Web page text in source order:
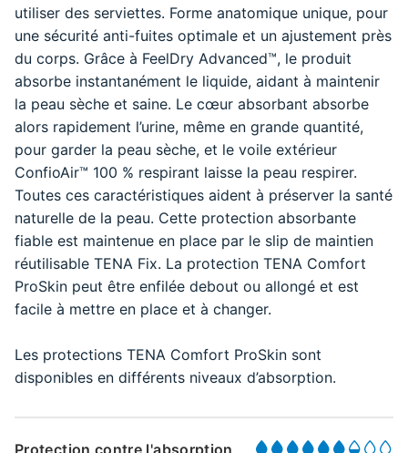
utiliser des serviettes. Forme anatomique unique, pour
une sécurité anti-fuites optimale et un ajustement près
du corps. Grâce à FeelDry Advanced™, le produit
absorbe instantanément le liquide, aidant à maintenir
la peau sèche et saine. Le cœur absorbant absorbe
alors rapidement l’urine, même en grande quantité,
pour garder la peau sèche, et le voile extérieur
ConfioAir™ 100 % respirant laisse la peau respirer.
Toutes ces caractéristiques aident à préserver la santé
naturelle de la peau. Cette protection absorbante
fiable est maintenue en place par le slip de maintien
réutilisable TENA Fix. La protection TENA Comfort
ProSkin peut être enfilée debout ou allongé et est
facile à mettre en place et à changer.
Les protections TENA Comfort ProSkin sont
disponibles en différents niveaux d’absorption.
Protection contre l'absorption